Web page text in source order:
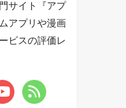
サイト『アプ
アプリや漫画
ビスの評価レ